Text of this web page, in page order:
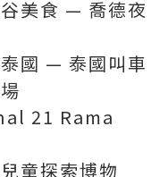
美食 — 喬德夜
國 — 泰國叫車
21 Rama
童探索博物